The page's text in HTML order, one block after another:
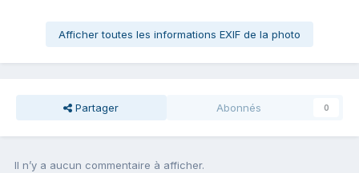
Afficher toutes les informations EXIF de la photo
Partager Abonnés 0
Il n’y a aucun commentaire à afficher.